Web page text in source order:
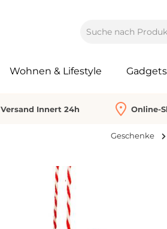
Wohnen & Lifestyle
Versand Innert 24h Online-
Geschenke